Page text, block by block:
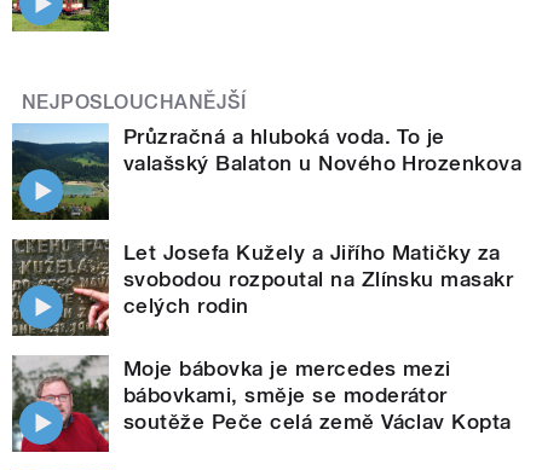
NEJPOSLOUCHANĚJŠÍ
Průzračná a hluboká voda. To je
valašský Balaton u Nového Hrozenkova
Let Josefa Kužely a Jiřího Matičky za
svobodou rozpoutal na Zlínsku masakr
celých rodin
Moje bábovka je mercedes mezi
bábovkami, směje se moderátor
soutěže Peče celá země Václav Kopta